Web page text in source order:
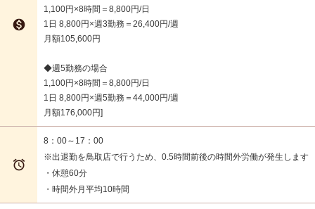

1,100円×8時間＝8,800円/日
1日 8,800円×週3勤務＝26,400円/週
月額105,600円
◆週5勤務の場合
1,100円×8時間＝8,800円/日
1日 8,800円×週5勤務＝44,000円/週
月額176,000円

8：00～17：00
※出退勤を鳥取店で行うため、0.5時間前後の時間外労働が発生します
・休憩60分
・時間外月平均10時間